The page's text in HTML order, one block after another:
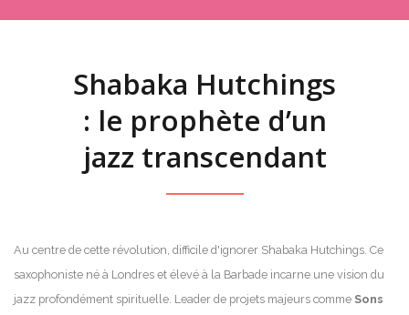
Shabaka Hutchings
: le prophète d’un
jazz transcendant
Au centre de cette révolution, difficile d'ignorer Shabaka Hutchings. Ce
saxophoniste né à Londres et élevé à la Barbade incarne une vision du
jazz profondément spirituelle. Leader de projets majeurs comme Sons